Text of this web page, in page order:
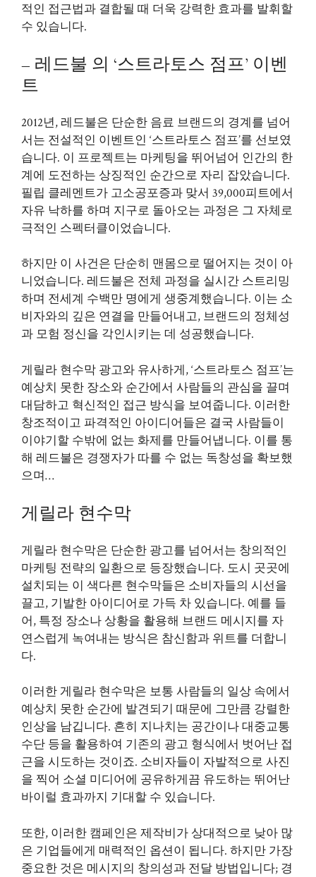
적인 접근법과 결합될 때 더욱 강력한 효과를 발휘할
수 있습니다.
– 레드불 의 ‘스트라토스 점프’ 이벤
트
2012년, 레드불은 단순한 음료 브랜드의 경계를 넘어
서는 전설적인 이벤트인 ‘스트라토스 점프’를 선보였
습니다. 이 프로젝트는 마케팅을 뛰어넘어 인간의 한
계에 도전하는 상징적인 순간으로 자리 잡았습니다.
필립 클레멘트가 고소공포증과 맞서 39,000피트에서
자유 낙하를 하며 지구로 돌아오는 과정은 그 자체로
극적인 스펙터클이었습니다.
하지만 이 사건은 단순히 맨몸으로 떨어지는 것이 아
니었습니다. 레드불은 전체 과정을 실시간 스트리밍
하며 전세계 수백만 명에게 생중계했습니다. 이는 소
비자와의 깊은 연결을 만들어내고, 브랜드의 정체성
과 모험 정신을 각인시키는 데 성공했습니다.
게릴라 현수막 광고와 유사하게, ‘스트라토스 점프’는
예상치 못한 장소와 순간에서 사람들의 관심을 끌며
대담하고 혁신적인 접근 방식을 보여줍니다. 이러한
창조적이고 파격적인 아이디어들은 결국 사람들이
이야기할 수밖에 없는 화제를 만들어냅니다. 이를 통
해 레드불은 경쟁자가 따를 수 없는 독창성을 확보했
으며…
게릴라 현수막
게릴라 현수막은 단순한 광고를 넘어서는 창의적인
마케팅 전략의 일환으로 등장했습니다. 도시 곳곳에
설치되는 이 색다른 현수막들은 소비자들의 시선을
끌고, 기발한 아이디어로 가득 차 있습니다. 예를 들
어, 특정 장소나 상황을 활용해 브랜드 메시지를 자
연스럽게 녹여내는 방식은 참신함과 위트를 더합니
다.
이러한 게릴라 현수막은 보통 사람들의 일상 속에서
예상치 못한 순간에 발견되기 때문에 그만큼 강렬한
인상을 남깁니다. 흔히 지나치는 공간이나 대중교통
수단 등을 활용하여 기존의 광고 형식에서 벗어난 접
근을 시도하는 것이죠. 소비자들이 자발적으로 사진
을 찍어 소셜 미디어에 공유하게끔 유도하는 뛰어난
바이럴 효과까지 기대할 수 있습니다.
또한, 이러한 캠페인은 제작비가 상대적으로 낮아 많
은 기업들에게 매력적인 옵션이 됩니다. 하지만 가장
중요한 것은 메시지의 창의성과 전달 방법입니다; 경